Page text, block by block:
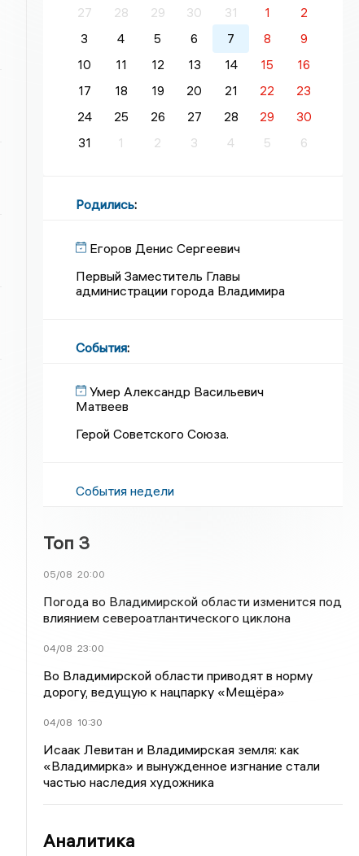
27
28 29 30 31 1
2
3
4 5 6 7 8
9
10
11 12 13 14 15
16
17
18 19 20 21 22
23
24
25 26 27 28 29
30
31
1 2 3 4 5 6
Родились:
Егоров Денис Сергеевич
Первый Заместитель Главы
администрации города Владимира
События:
Умер Александр Васильевич
Матвеев
Герой Советского Союза.
События недели
Топ 3
05/08 20:00
Погода во Владимирской области изменится под
влиянием североатлантического циклона
04/08 23:00
Во Владимирской области приводят в норму
дорогу, ведущую к нацпарку «Мещёра»
04/08 10:30
Исаак Левитан и Владимирская земля: как
«Владимирка» и вынужденное изгнание стали
частью наследия художника
Аналитика